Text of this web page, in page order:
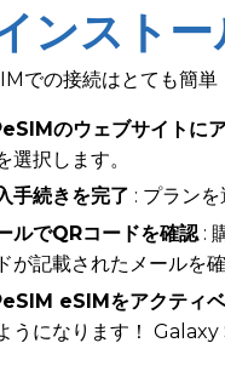
ンストー
での接続はとても簡単
のウェブサイトに
選択します。
手続きを完了 : プラン
ルでQRコードを確認:
が記載されたメールを確
eSIMをアクティ
うになります！ Galaxy